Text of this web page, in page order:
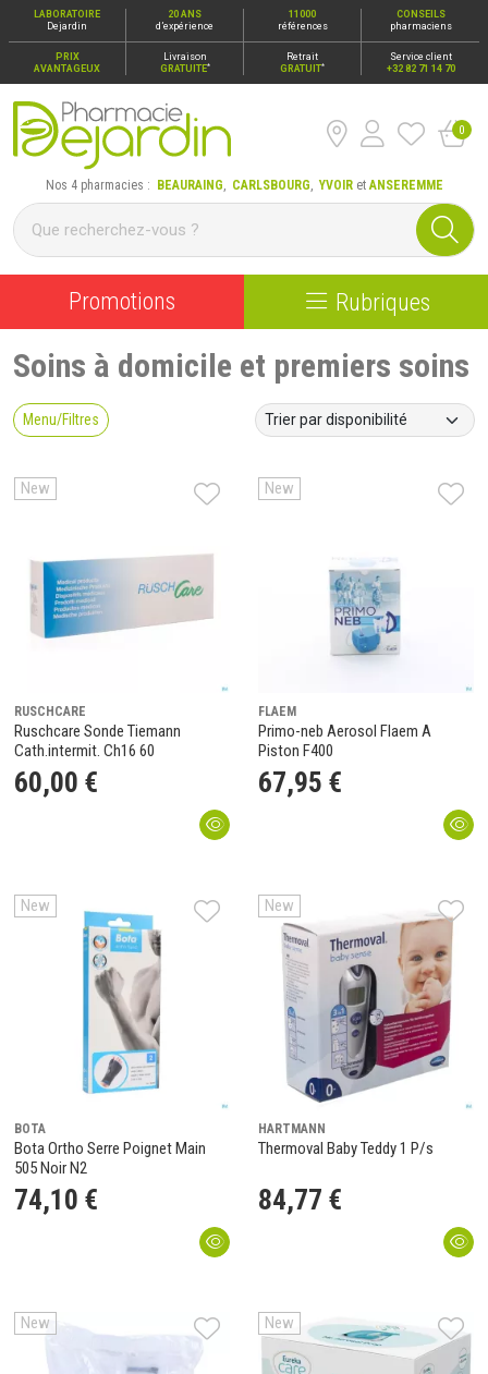
LABORATOIRE
Dejardin
20 ANS
d’expérience
11000
références
CONSEILS
pharmaciens
PRIX
AVANTAGEUX
Livraison
GRATUITE*
Retrait
GRATUIT*
Service client
+32 82 71 14 70
Pharmacie Dejardin Nos 4 pharmacies : Beauraing,
0
Nos 4 pharmacies : BEAURAING, CARLSBOURG,YVOIRetANSEREMME
Promotions Rubriques
Soins à domicile et premiers soins
Menu/Filtres
New
RUSCHCARE
Ruschcare Sonde Tiemann
Cath.intermit. Ch16 60
60,00 €
New
FLAEM
Primo-neb Aerosol Flaem A
Piston F400
67,95 €
New
BOTA
Bota Ortho Serre Poignet Main
505 Noir N2
74,10 €
New
HARTMANN
Thermoval Baby Teddy 1 P/s
84,77 €
New New